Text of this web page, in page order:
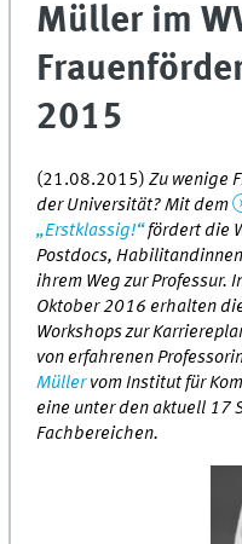
Müller im
2015
(21.08.2015) Zu wenige
der Universität? Mit dem
„Erstklassig!“fördert die
Postdocs,
ihrem Weg zur Professur.
Oktober 2016 erhalten
Workshops zur
von erfahrenen
Müllervom Institut für
eine unter den aktuell 17
Fachbereichen.